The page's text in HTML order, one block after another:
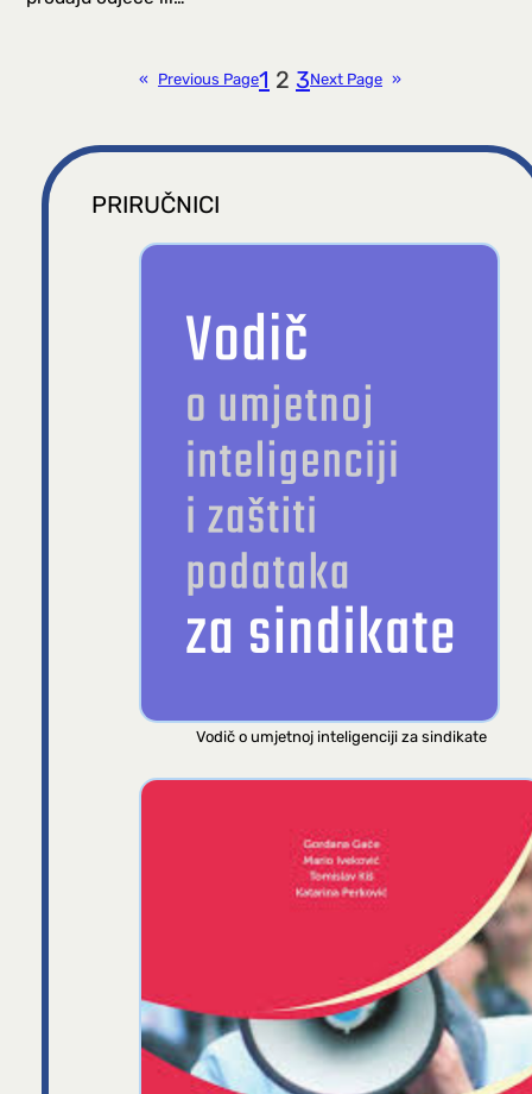
« Previous Page1 2 3Next Page »
PRIRUČNICI
Vodič o umjetnoj inteligenciji za sindikate